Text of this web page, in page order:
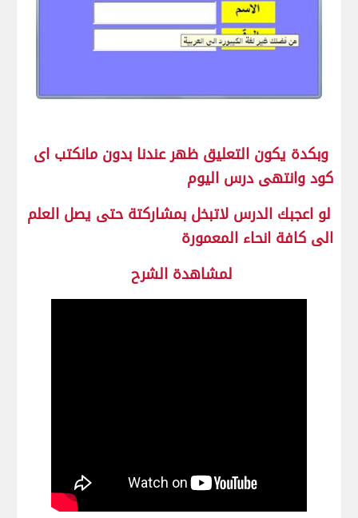
وبكدة يكون التعليق ظهر عندنا بدون مانكتب اى
كود وانتهى درس اليوم
لو اعجبك الدرس لاتبخل بمشاركتة حتى يصل العلم
الى كافة انحاء المعمورة
لمشاهدة الشرح